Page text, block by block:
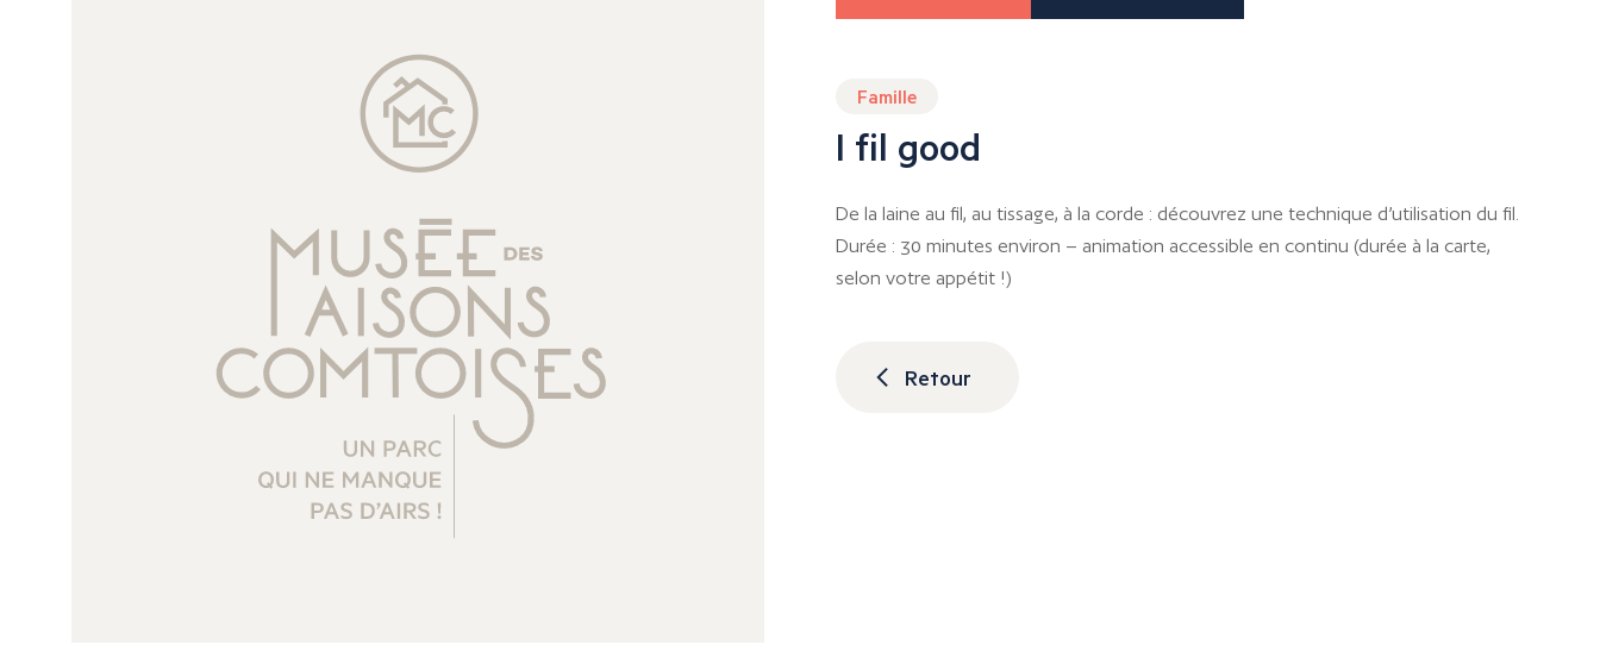
Famille
I fil good
De la laine au fil, au tissage, à la corde : découvrez une technique d’utilisation du fil.
Durée : 30 minutes environ – animation accessible en continu (durée à la carte,
selon votre appétit !)
Retour